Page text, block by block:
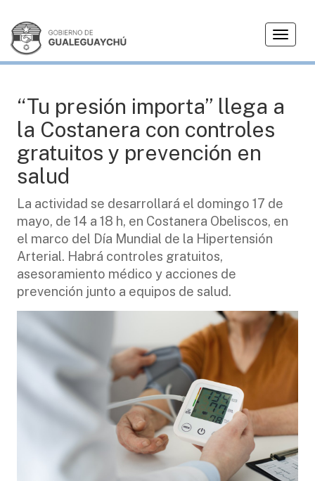
T
g
e
a
t
SALUD
“Tu presión importa” llega a
la Costanera con controles
gratuitos y prevención en
salud
La actividad se desarrollará el domingo 17 de
mayo, de 14 a 18 h, en Costanera Obeliscos, en
el marco del Día Mundial de la Hipertensión
Arterial. Habrá controles gratuitos,
asesoramiento médico y acciones de
prevención junto a equipos de salud.